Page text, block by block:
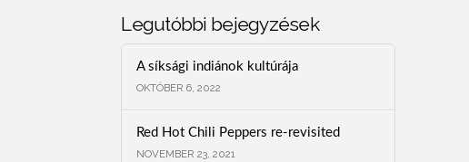
Legutóbbi bejegyzések
A síksági indiánok kultúrája
OKTÓBER 6, 2022
Red Hot Chili Peppers re-revisited
NOVEMBER 23, 2021